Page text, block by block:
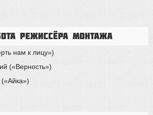
режиссёра монтажа
нам к лицу»)
(«Верность»)